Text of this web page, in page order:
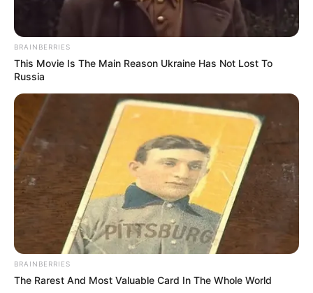
ΜΕΓΑΛΗ ΚΙΝΗΣΗ ΕΤΟΙΜΑΖΕΤΑΙ ΝΑ ΓΙΝΕΙ ΑΠΟ ΤΙΣ ΦΩΤΕΙΝΕΣ
ΔΥΝΑΜΕΙΣ. ΜΙΑ ΜΗΝΥΣΗ 500 ΤΡΙΣΕΚΑΤΟΜΜΥΡΙΩΝ
ΕΝΑΝΤΙΟΝ ΤΗΣ ΑΜΕΡΙΚΑΝΙΚΗΣ ΚΥΒΕΡΝΗΣΗΣ, ΤΟΥ BIG
ΠΟΛΙΤΙΚΗ ΣΗΜΑΝΤΙΚΕΣ ΕΙΔΗΣΕΙΣ ΥΓΕΙΑ
BRAINBERRIES
This Movie Is The Main Reason Ukraine Has Not Lost To
Russia
BRAINBERRIES
The Rarest And Most Valuable Card In The Whole World